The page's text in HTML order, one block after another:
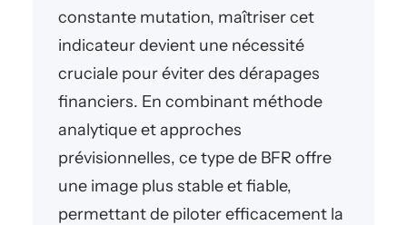
constante mutation, maîtriser cet
indicateur devient une nécessité
cruciale pour éviter des dérapages
financiers. En combinant méthode
analytique et approches
prévisionnelles, ce type de BFR offre
une image plus stable et fiable,
permettant de piloter efficacement la